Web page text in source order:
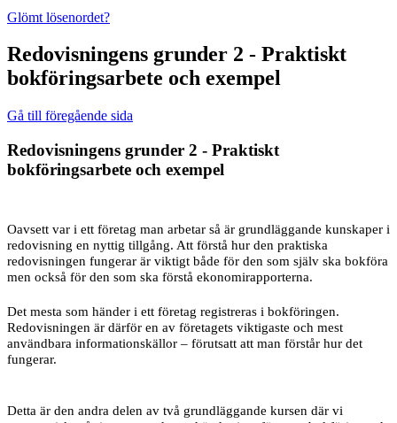
Glömt lösenordet?
Redovisningens grunder 2 - Praktiskt
bokföringsarbete och exempel
Gå till föregående sida
Redovisningens grunder 2 - Praktiskt
bokföringsarbete och exempel
Oavsett var i ett företag man arbetar så är grundläggande kunskaper i
redovisning en nyttig tillgång. Att förstå hur den praktiska
redovisningen fungerar är viktigt både för den som själv ska bokföra
men också för den som ska förstå ekonomirapporterna.
Det mesta som händer i ett företag registreras i bokföringen.
Redovisningen är därför en av företagets viktigaste och mest
användbara informationskällor – förutsatt att man förstår hur det
fungerar.
Detta är den andra delen av två grundläggande kursen där vi